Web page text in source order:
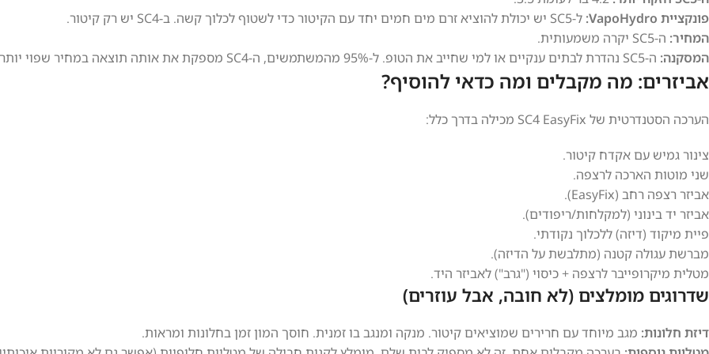
פונקציית VapoHydro:
ל-SC5 יש יכולת להוציא זרם מים חמים יחד עם הקיטור כדי לשטוף לכלוך קשה. ב-SC4 יש רק קיטור.
המחיר: ה-SC5 יקרה משמעותית.
המסקנה: ה-SC5 נהדרת לבתים ענקיים או למי שחייב את הטופ. ל-95% מהמשתמשים, ה-SC4 מספקת את אותה תוצאה במחיר שפוי יותר.
אביזרים: מה מקבלים ומה כדאי להוסיף?
הערכה הסטנדרטית של SC4 EasyFix מכילה בדרך כלל:
צינור גמיש עם אקדח קיטור.
שני מוטות הארכה לרצפה.
אביזר רצפה רחב (EasyFix).
אביזר יד בינוני (למקלחות/ריפודים).
פיית מיקוד (דיזה) ללכלוך נקודתי.
מברשת עגולה קטנה (מתלבשת על הדיזה).
מטלית מיקרופייבר לרצפה + כיסוי ("גרב") לאביזר היד.
שדרוגים מומלצים (לא חובה, אבל עוזרים)
דיזת חלונות: מגב מיוחד עם חרירים שמוציאים קיטור. מנקה ומנגב בו זמנית. חוסך המון זמן בחלונות ומראות.